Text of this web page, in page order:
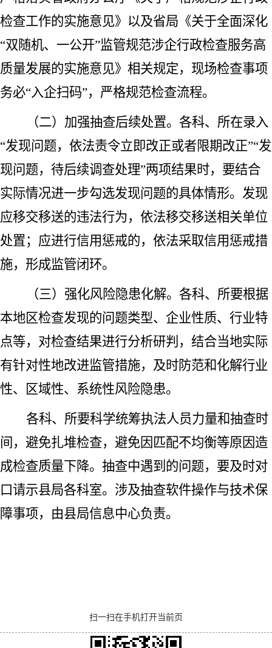
检查工作的实施意见》以及省局《关于全面深化
“双随机、一公开”监管规范涉企行政检查服务高
质量发展的实施意见》相关规定，现场检查事项
务必“入企扫码”，严格规范检查流程。
（二）加强抽查后续处置。 各科、所在录入
“发现问题，依法责令立即改正或者限期改正”“发
现问题，待后续调查处理”两项结果时，要结合
实际情况进一步勾选发现问题的具体情形。发现
应移交移送的违法行为，依法移交移送相关单位
处置；应进行信用惩戒的，依法采取信用惩戒措
施，形成监管闭环。
（三）强化风险隐患化解。 各科、所要根据
本地区检查发现的问题类型、企业性质、行业特
点等，对检查结果进行分析研判，结合当地实际
有针对性地改进监管措施，及时防范和化解行业
性、区域性、系统性风险隐患。
各科、所要科学统筹执法人员力量和抽查时
间，避免扎堆检查，避免因匹配不均衡等原因造
成检查质量下降。抽查中遇到的问题，要及时对
口请示县局各科室。涉及抽查软件操作与技术保
障事项，由县局信息中心负责。
扫一扫在手机打开当前页